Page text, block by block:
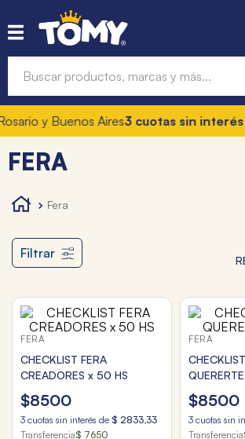
y Buenos Aires3 cuotas sin interés•
FERA
fera
Filtrar
FERA
CHECKLIST FERA
CREADORES x 50 HS
$8500
3 cuotas sin interés de $ 2833 33
Transferencia$ 7650
FERA
$8500
3 cuotas sin
Transferencia
Términos más buscados
1
hot wheels
3.
marcadores